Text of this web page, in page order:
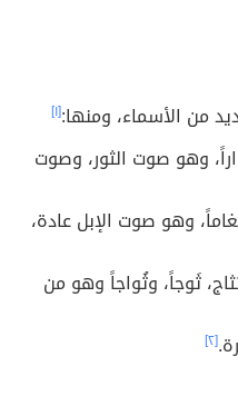
من الأسماء، ومنها:[١]
وهو صوت الثور، وصوت
وهو صوت الإبل عادة،
ثَوجاً، وثُواجاً وهو من
[٢]